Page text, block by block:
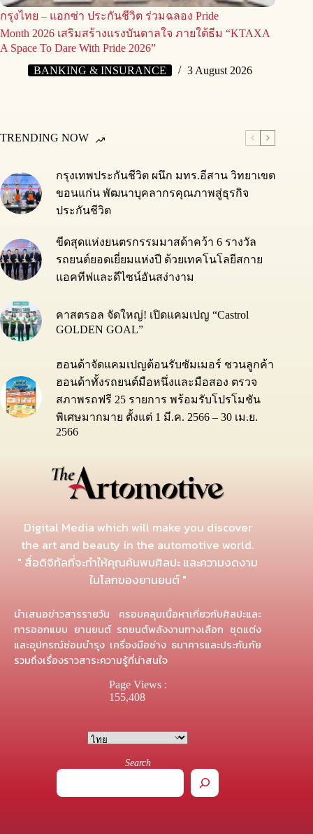
กรุงไทย – แอกซ่า ประกันชีวิต ร่วมฉลอง Pride
Month 2026 เสริมสร้างแรงบันดาลใจ ภายใต้ธีม “KTAXA
A Space To Dare With Pride 2026”
BANKING & INSURANCE
3 August 2026
TRENDING NOW
กรุงเทพประกันชีวิต ผนึก มทร.อีสาน วิทยาเขต
ขอนแก่น พัฒนาบุคลากรคุณภาพสู่ธุรกิจ
ประกันชีวิต
ขีดสุดแห่งยนตรกรรมมาสด้าคว้า 6 รางวัล
รถยนต์ยอดเยี่ยมแห่งปี ด้วยเทคโนโลยีสกาย
แอคทีฟและดีไซน์อันสง่างาม
คาสตรอล จัดใหญ่! เปิดแคมเปญ “Castrol
GOLDEN GOAL”
ฮอนด้าจัดแคมเปญต้อนรับซัมเมอร์ ชวนลูกค้า
ฮอนด้าทั้งรถยนต์มือหนึ่งและมือสอง ตรวจ
สภาพรถฟรี 25 รายการ พร้อมรับโปรโมชัน
พิเศษมากมาย ตั้งแต่ 1 มี.ค. 2566 – 30 เม.ย.
2566
Digital Media which will make you discover
the art and beauty in the automotive world.
" สื่อดิจิทัลที่จะทำให้คุณค้นพบศิลปะ และความงดงาม
ในโลกของยานยนต์ "
นำเสนอข่าวสารรายวัน ครอบคลุมเนื้อหาเกี่ยวกับศิลปะและ
การออกแบบ ยานยนต์ รถยนต์พลังงานทางเลือก ชุดแต่ง
และอุปกรณ์ซ่อมบำรุง เครื่องมือช่าง ธนาคารและประกันภัย
รวมถึงเรื่องราวสาระความรู้ที่น่าสนใจ
Page Views :
155,408
Search